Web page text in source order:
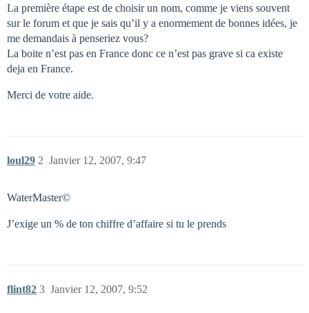
La première étape est de choisir un nom, comme je viens souvent
sur le forum et que je sais qu’il y a enormement de bonnes idées, je
me demandais à penseriez vous?
La boite n’est pas en France donc ce n’est pas grave si ca existe
deja en France.
Merci de votre aide.
loul29 Janvier 12, 2007, 9:47
2
WaterMaster©
J’exige un % de ton chiffre d’affaire si tu le prends
flint82 Janvier 12, 2007, 9:52
3